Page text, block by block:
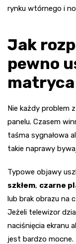
rynku wtórnego i
Jak
pewno
matryca
Nie każdy problem
panelu. Czasem
taśma sygnałowa
takie naprawy
Typowe objawy
szkłem, czarne
lub brak obrazu na
Jeżeli telewizor
naciśnięcia ekranu
jest bardzo mocne.